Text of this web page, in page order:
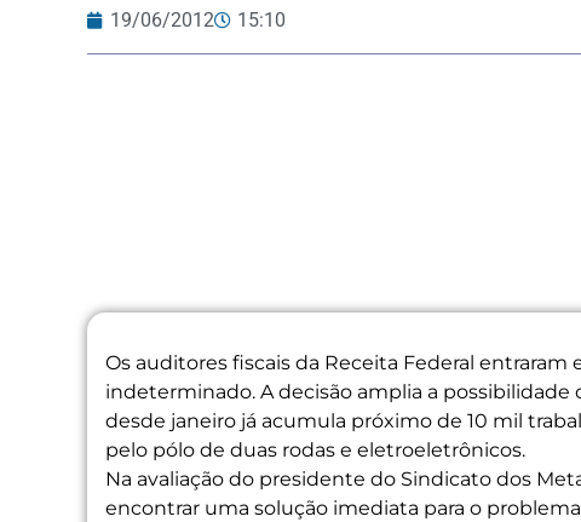
19/06/2012 15:10
Os auditores fiscais da Receita Federal entraram
indeterminado. A decisão amplia a possibilidade
desde janeiro já acumula próximo de 10 mil
pelo pólo de duas rodas e eletroeletrônicos.
Na avaliação do presidente do Sindicato dos
encontrar uma solução imediata para o